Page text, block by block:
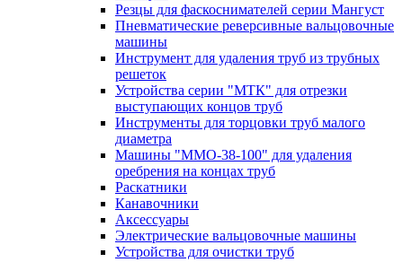
Резцы для фаскоснимателей серии Мангуст
Пневматические реверсивные вальцовочные
машины
Инструмент для удаления труб из трубных
решеток
Устройства серии "МТК" для отрезки
выступающих концов труб
Инструменты для торцовки труб малого
диаметра
Машины "ММО-38-100" для удаления
оребрения на концах труб
Раскатники
Канавочники
Аксессуары
Электрические вальцовочные машины
Устройства для очистки труб